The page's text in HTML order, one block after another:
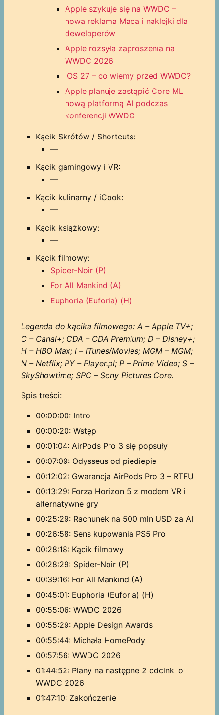
Apple szykuje się na WWDC –
nowa reklama Maca i naklejki dla
deweloperów
Apple rozsyła zaproszenia na
WWDC 2026
iOS 27 – co wiemy przed WWDC?
Apple planuje zastąpić Core ML
nową platformą AI podczas
konferencji WWDC
Kącik Skrótów / Shortcuts:
—
Kącik gamingowy i VR:
—
Kącik kulinarny / iCook:
—
Kącik książkowy:
—
Kącik filmowy:
Spider-Noir (P)
For All Mankind (A)
Euphoria (Euforia) (H)
Legenda do kącika filmowego: A – Apple TV+;
C – Canal+; CDA – CDA Premium; D – Disney+;
H – HBO Max; i – iTunes/Movies; MGM – MGM;
N – Netflix; PY – Player.pl; P – Prime Video; S –
SkyShowtime; SPC – Sony Pictures Core.
Spis treści:
00:00:00: Intro
00:00:20: Wstęp
00:01:04: AirPods Pro 3 się popsuły
00:07:09: Odysseus od piediepie
00:12:02: Gwarancja AirPods Pro 3 – RTFU
00:13:29: Forza Horizon 5 z modem VR i
alternatywne gry
00:25:29: Rachunek na 500 mln USD za AI
00:26:58: Sens kupowania PS5 Pro
00:28:18: Kącik filmowy
00:28:29: Spider-Noir (P)
00:39:16: For All Mankind (A)
00:45:01: Euphoria (Euforia) (H)
00:55:06: WWDC 2026
00:55:29: Apple Design Awards
00:55:44: Michała HomePody
00:57:56: WWDC 2026
01:44:52: Plany na następne 2 odcinki o
WWDC 2026
01:47:10: Zakończenie